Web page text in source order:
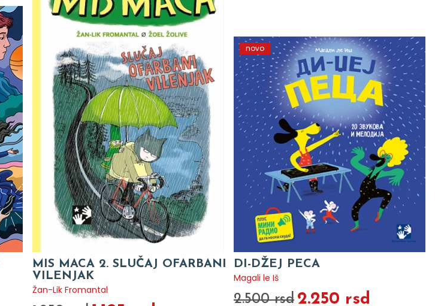
MIS MACA 2. SLUČAJ OFARBANI
VILENJAK
Žan-Lik Fromantal
novo
DI-DŽEJ PECA
Magali le Iš
2.500 rsd 2.250 rsd